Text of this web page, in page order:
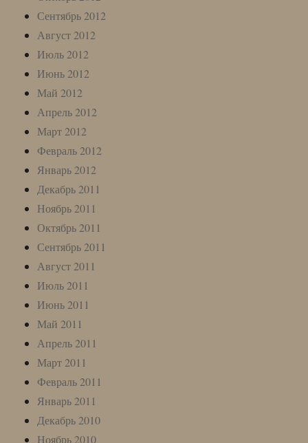
Сентябрь 2012
Август 2012
Июль 2012
Июнь 2012
Май 2012
Апрель 2012
Март 2012
Февраль 2012
Январь 2012
Декабрь 2011
Ноябрь 2011
Октябрь 2011
Сентябрь 2011
Август 2011
Июль 2011
Июнь 2011
Май 2011
Апрель 2011
Март 2011
Февраль 2011
Январь 2011
Декабрь 2010
Ноябрь 2010